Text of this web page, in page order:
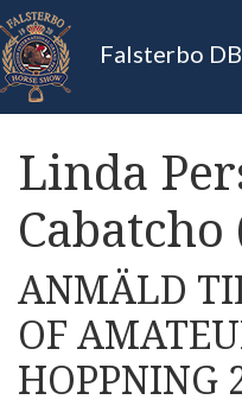
Falsterbo DB
Linda
Cabatcho
ANMÄLD
OF
HOPPNING